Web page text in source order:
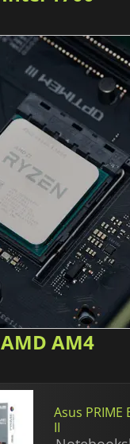
AMD AM4
Asus PRIME
II